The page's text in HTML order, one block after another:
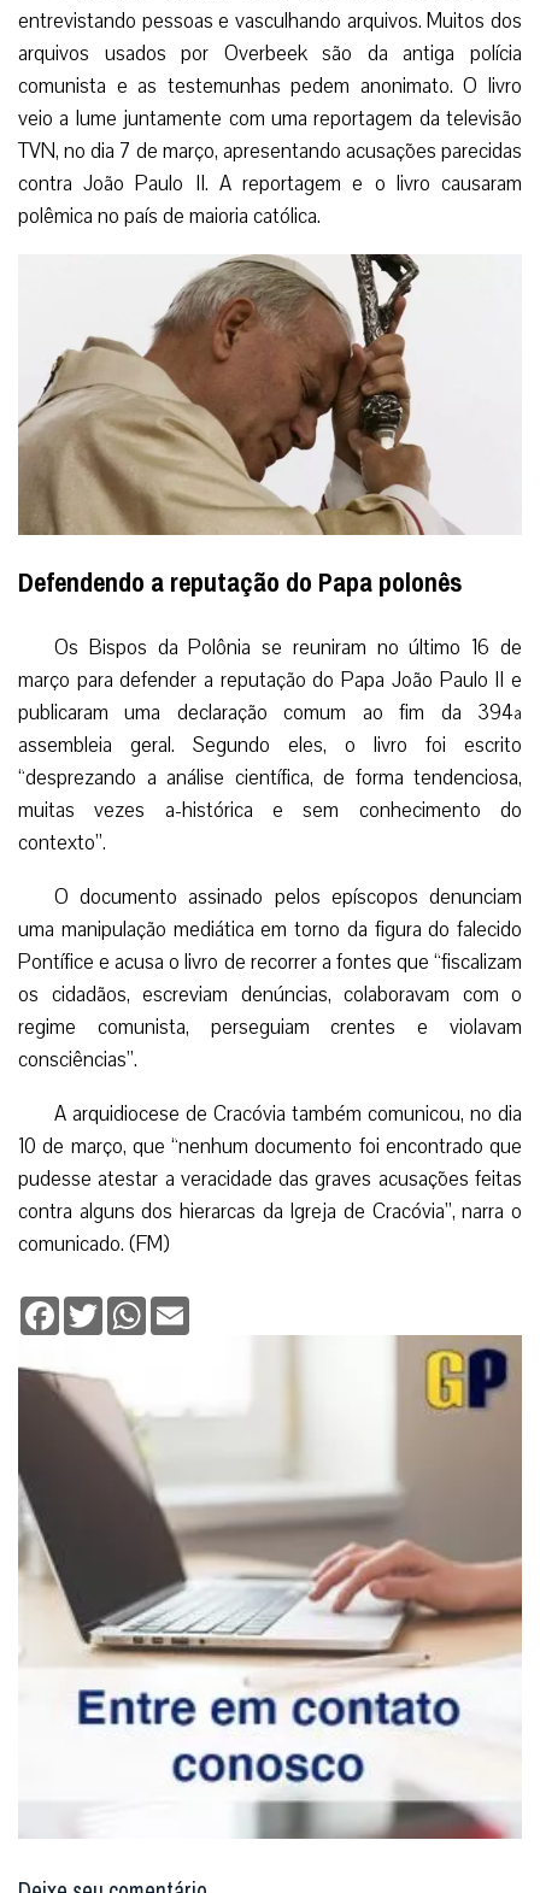
entrevistando pessoas e vasculhando arquivos. Muitos dos
arquivos usados por Overbeek são da antiga polícia
comunista e as testemunhas pedem anonimato.O livro
veio a lume juntamente com uma reportagem da televisão
TVN, no dia 7 de março, apresentando acusações parecidas
contra João Paulo II. A reportagem e o livro causaram
polêmica no país de maioria católica.
Defendendo a reputação do Papa polonês
Os Bispos da Polônia se reuniram no último 16 de
março para defender a reputação do Papa João Paulo II e
publicaram uma declaração comum ao fim da 394ª
assembleia geral. Segundo eles, o livro foi escrito
“desprezando a análise científica, de forma tendenciosa,
muitas vezes a-histórica e sem conhecimento do
contexto”.
O documento assinado pelos epíscopos denunciam
uma manipulação mediática em torno da figura do falecido
Pontífice e acusa o livro de recorrer a fontes que “fiscalizam
os cidadãos, escreviam denúncias, colaboravam com o
regime comunista, perseguiam crentes e violavam
consciências”.
A arquidiocese de Cracóvia também comunicou, no dia
10 de março, que “nenhum documento foi encontrado que
pudesse atestar a veracidade das graves acusações feitas
contra alguns dos hierarcas da Igreja de Cracóvia”, narra o
comunicado. (FM)
Facebook
TwitterWhatsApp